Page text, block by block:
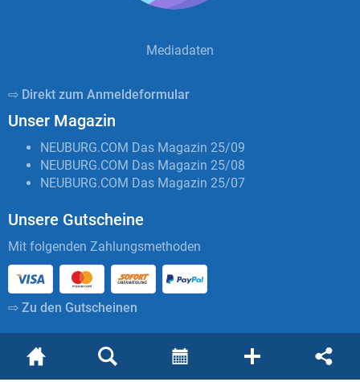
Mediadaten
⇨ Direkt zum Anmeldeformular
Unser Magazin
NEUBURG.COM Das Magazin 25/09
NEUBURG.COM Das Magazin 25/08
NEUBURG.COM Das Magazin 25/07
Unsere Gutscheine
Mit folgenden Zahlungsmethoden
⇨ Zu den Gutscheinen